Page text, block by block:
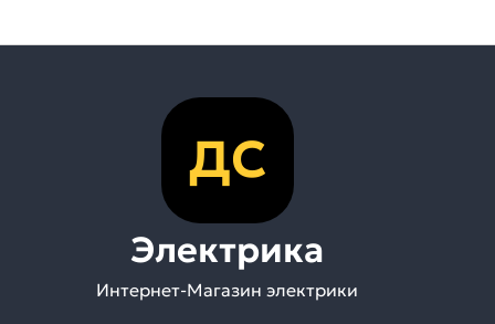
ДС
Электрика
Интернет-Магазин электрики